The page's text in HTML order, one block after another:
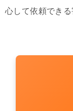
心して依頼できる